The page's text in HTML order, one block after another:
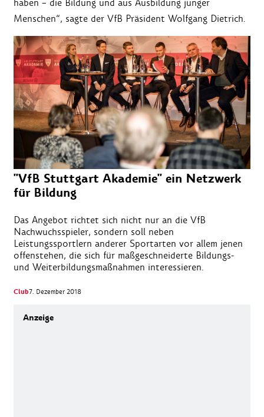
haben ­– die Bildung und aus Ausbildung junger
Menschen“, sagte der VfB Präsident Wolfgang Dietrich.
"VfB Stuttgart Akademie" ein Netzwerk
für Bildung
Das Angebot richtet sich nicht nur an die VfB
Nachwuchsspieler, sondern soll neben
Leistungssportlern anderer Sportarten vor allem jenen
offenstehen, die sich für maßgeschneiderte Bildungs-
und Weiterbildungsmaßnahmen interessieren.
Club7. Dezember 2018